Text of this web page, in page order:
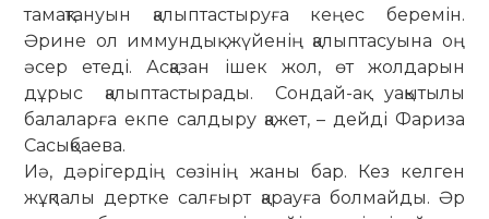
тамақтануын қалыптастыруға кеңес беремін.
Әрине ол иммундық жүйе­нің қалыптасуына оң
әсер етеді. Асқазан ішек жол, өт жолдарын
дұрыс қалыптастырады. Сондай-ақ уақытылы
балаларға екпе салдыру қажет, – дейді Фариза
Сасықбаева.
Иә, дәрігердің сөзінің жаны бар. Кез келген
жұқпалы дертке салғырт қарауға болмайды. Әр